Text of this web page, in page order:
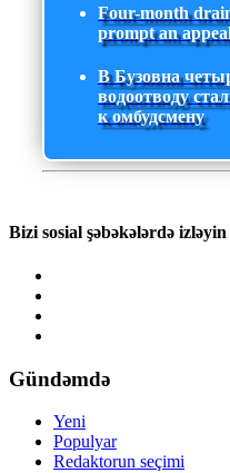
Four-month
prompt an
В Бузовна
водоотводу
к омбудсмену
Bizi sosial şəbəkələrdə izləyin
Gündəmdə
Yeni
Populyar
Redaktorun seçimi